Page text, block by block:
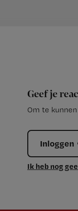
Geef je
Om te
Inloggen
Ik heb nog